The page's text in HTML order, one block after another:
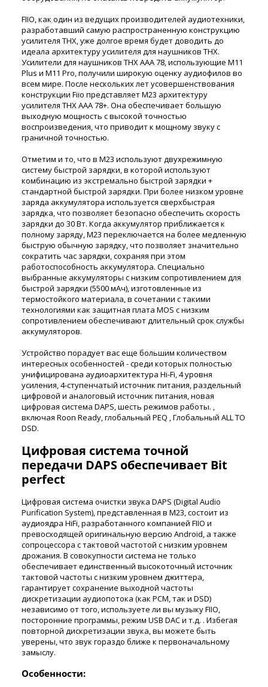
FIIO, как один из ведущих производителей аудиотехники,
разработавший самую распространенную конструкцию
усилителя THX, уже долгое время будет доводить до
идеала архитектуру усилителя для наушников THX.
Усилители для наушников THX AAA 78, использующие M11
Plus и M11 Pro, получили широкую оценку аудиофилов во
всем мире. После нескольких лет усовершенствования
конструкции Fiio представляет M23 архитектуру
усилителя THX AAA 78+. Она обеспечивает большую
выходную мощность с высокой точностью
воспроизведения, что приводит к мощному звуку с
граничной точностью.
Отметим и то, что в M23 используют двухрежимную
систему быстрой зарядки, в которой используют
комбинацию из экстремально быстрой зарядки +
стандартной быстрой зарядки. При более низком уровне
заряда аккумулятора используется сверхбыстрая
зарядка, что позволяет безопасно обеспечить скорость
зарядки до 30 Вт. Когда аккумулятор приближается к
полному заряду, M23 переключается на более медленную
быструю обычную зарядку, что позволяет значительно
сократить час зарядки, сохраняя при этом
работоспособность аккумулятора. Специально
выбранные аккумуляторы с низким сопротивлением для
быстрой зарядки (5500 мАч), изготовленные из
термостойкого материала, в сочетании с такими
технологиями как защитная плата MOS с низким
сопротивлением обеспечивают длительный срок службы
аккумуляторов.
Устройство порадует вас еще большим количеством
интересных особенностей - среди которых полностью
унифицирована аудиоархитектура Hi-Fi, 4 уровня
усиления, 4-ступенчатый источник питания, раздельный
цифровой и аналоговый источник питания, новая
цифровая система DAPS, шесть режимов работы. ,
включая Roon Ready, глобальный PEQ , Глобальный ALL TO
DSD.
Цифровая система точной
передачи DAPS обеспечивает Bit
perfect
Цифровая система очистки звука DAPS (Digital Audio
Purification System), представленная в M23, состоит из
аудиоядра HiFi, разработанного компанией FIIO и
превосходящей оригинальную версию Android, а также
сопроцессора с тактовой частотой с низким уровнем
дрожания. В совокупности система не только
обеспечивает единственный высокоточный источник
тактовой частоты с низким уровнем джиттера,
гарантирует сохранение выходной частоты
дискретизации аудиопотока (как PCM, так и DSD)
независимо от того, используете ли вы музыку FIIO,
посторонние программы, режим USB DAC и т.д. . Избегая
повторной дискретизации звука, вы можете быть
уверены, что звук гораздо ближе к первоначальному
замыслу.
Особенности: